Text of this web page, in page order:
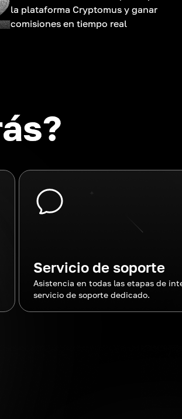
la plataforma Cryptomus y ganar
comisiones en tiempo real
Servicio de soporte
Asistencia en todas las etapas de
servicio de soporte dedicado.